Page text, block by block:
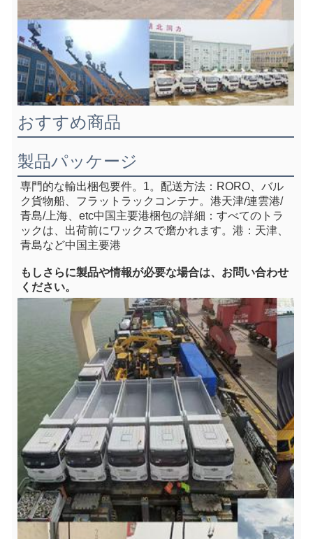
おすすめ商品
製品パッケージ
専門的な輸出梱包要件。1。 配送方法：RORO、バル
ク貨物船、フラットラックコンテナ。港天津/連雲港/
青島/上海、etc中国主要港梱包の詳細：すべてのトラ
ックは、出荷前にワックスで磨かれます。港：天津、
青島など中国主要港
もし さらに製品や情報が必要な場合は、お問い合わせ
ください。